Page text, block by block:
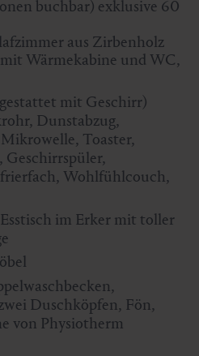
buchbar) exklusive 60
aus Zirbenholz
Wärmekabine und WC,
mit Geschirr)
Dunstabzug,
Toaster,
Geschirrspüler,
Wohlfühlcouch,
im Erker mit toller
Duschköpfen, Fön,
von Physiotherm